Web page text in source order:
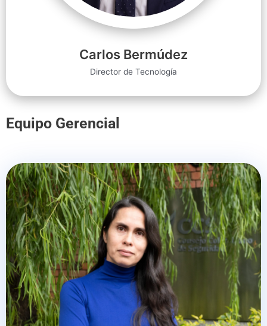
Carlos Bermúdez
Director de Tecnología
Equipo Gerencial